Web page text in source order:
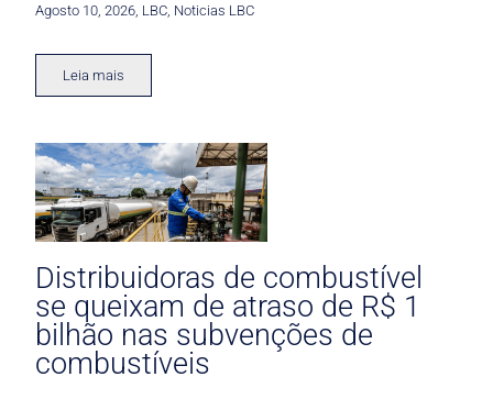
Agosto 10, 2026 LBC Noticias LBC
Leia mais
Distribuidoras de combustível
se queixam de atraso de R$ 1
bilhão nas subvenções de
combustíveis